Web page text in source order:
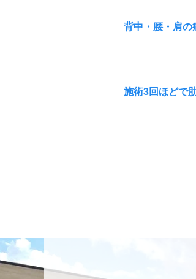
背中・腰・肩の
施術3回ほどで